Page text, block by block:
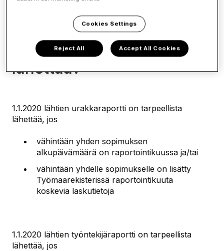
Yleisiä kysymyksiä Työmaarekisteristä -
Milloin raporttia ei tarvitse
lähettää?
1.1.2020 lähtien urakkaraportti on tarpeellista
lähettää, jos
vähintään yhden sopimuksen
alkupäivämäärä on raportointikuussa ja/tai
vähintään yhdelle sopimukselle on lisätty
Työmaarekisterissä raportointikuuta
koskevia laskutietoja
1.1.2020 lähtien työntekijäraportti on tarpeellista
lähettää, jos
Cookies Settings
Reject All Accept All Cookies